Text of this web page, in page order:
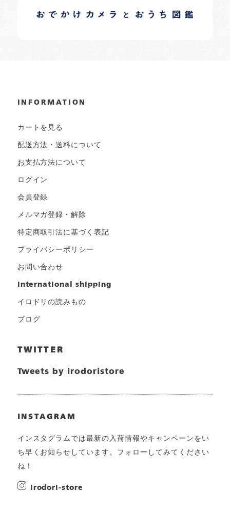
日常の様子など随時更新中です。
INFORMATION
カートを見る
配送方法・送料について
お支払方法について
ログイン
会員登録
メルマガ登録・解除
特定商取引法に基づく表記
プライバシーポリシー
お問い合わせ
international shipping
イロドリの読みもの
ブログ
TWITTER
Tweets by irodoristore
INSTAGRAM
インスタグラムでは最新の入荷情報やキャンペーンをい
ち早くお知らせしています。フォローしてみてください
ね！
irodori-store